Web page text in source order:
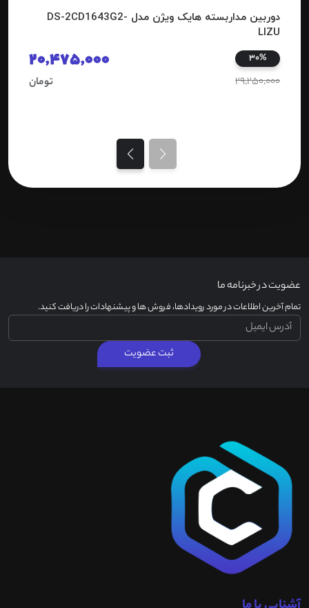
دوربین مداربسته هایک ویژن مدل DS-2CD1643G2-
LIZU
30%
29,250,000
20,475,000
تومان
عضویت در خبرنامه ما
تمام آخرین اطلاعات در مورد رویدادها، فروش ها و پیشنهادات را دریافت کنید.
ثبت عضویت